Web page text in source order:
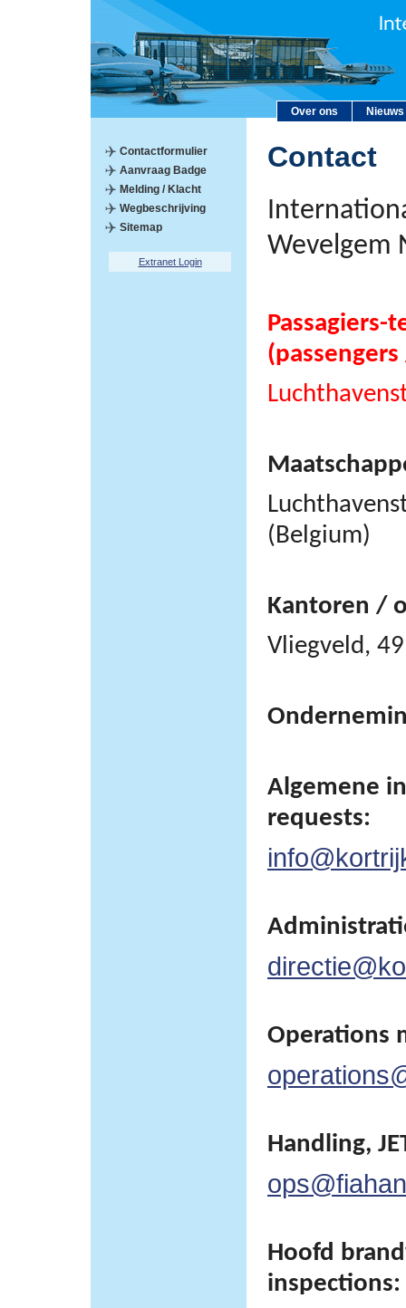
Over ons Nieuws
Contactformulier
Aanvraag Badge
Melding / Klacht
Wegbeschrijving
Sitemap
Extranet Login
Contact
Wevelgem
Passagiers-
(Belgium)
Kantoren /
Vliegveld,
Algemene
requests:
Operations
Handling,
Hoofd
inspections: